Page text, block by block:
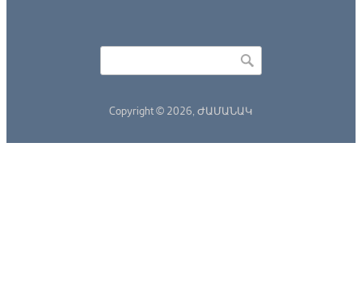
Copyright © 2026, ԺԱՄԱՆԱԿ